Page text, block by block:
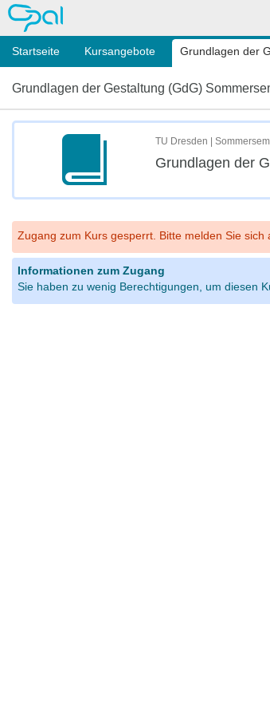
OPAL
Startseite Kursangebote Grundlagen der
Grundlagen der Gestaltung (GdG)
TU Dresden |
Grundlagen der
Zugang zum Kurs gesperrt. Bitte melden Sie sich
Informationen zum Zugang
Sie haben zu wenig Berechtigungen, um diesen